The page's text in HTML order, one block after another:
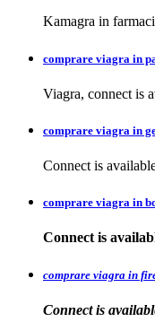
Kamagra in
comprare viagra in
Viagra, connect is
comprare viagra in
Connect is
comprare viagra in
Connect is
comprare viagra in
Connect is